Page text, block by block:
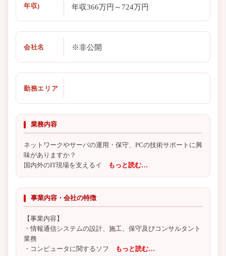
年収)
年収366万円～724万円
会社名 ※非公開
勤務エリア
業務内容
ネットワークやサーバの運用・保守、PCの技術サポートに興
味がありますか？
国内外のIT現場を支えるイ
もっと読む…
事業内容・会社の特徴
【事業内容】
・情報通信システムの設計、施工、保守及びコンサルタント
業務
・コンピュータに関するソフ もっと読む…